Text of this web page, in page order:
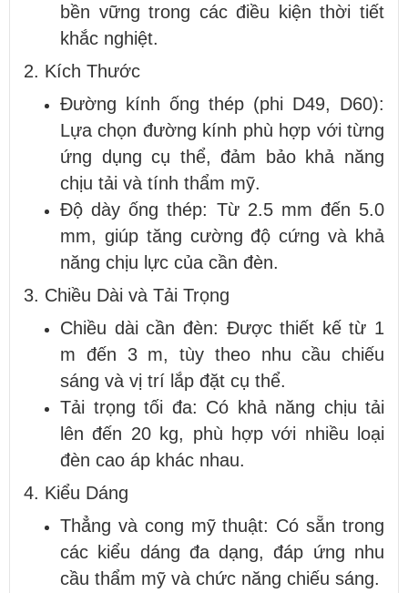
bền vững trong các điều kiện thời tiết
khắc nghiệt.
2. Kích Thước
Đường kính ống thép (phi D49, D60):
Lựa chọn đường kính phù hợp với từng
ứng dụng cụ thể, đảm bảo khả năng
chịu tải và tính thẩm mỹ.
Độ dày ống thép: Từ 2.5 mm đến 5.0
mm, giúp tăng cường độ cứng và khả
năng chịu lực của cần đèn.
3. Chiều Dài và Tải Trọng
Chiều dài cần đèn: Được thiết kế từ 1
m đến 3 m, tùy theo nhu cầu chiếu
sáng và vị trí lắp đặt cụ thể.
Tải trọng tối đa: Có khả năng chịu tải
lên đến 20 kg, phù hợp với nhiều loại
đèn cao áp khác nhau.
4. Kiểu Dáng
Thẳng và cong mỹ thuật: Có sẵn trong
các kiểu dáng đa dạng, đáp ứng nhu
cầu thẩm mỹ và chức năng chiếu sáng.